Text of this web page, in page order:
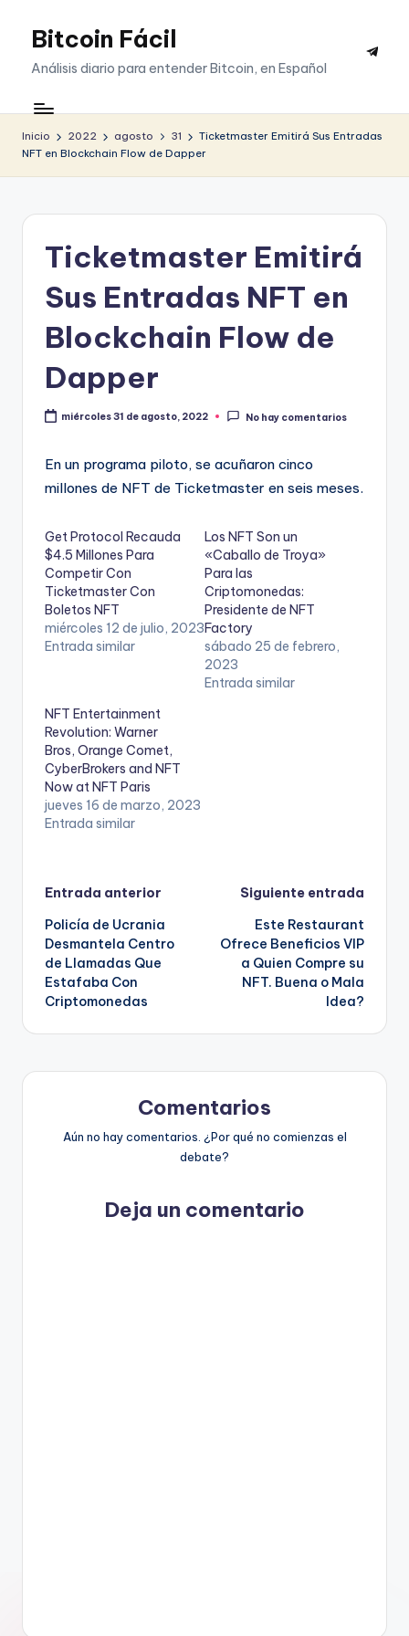
SaltarBitcoin Fácil
Análisis diario para entender Bitcoin, en Español
Inicio 2022 agosto 31
Ticketmaster Emitirá Sus Entradas
NFT en Blockchain Flow de Dapper
Ticketmaster Emitirá
Sus Entradas NFT en
Blockchain Flow de
Dapper
miércoles 31 de agosto, 2022 No hay comentarios
En un programa piloto, se acuñaron cinco
millones de NFT de Ticketmaster en seis meses.
Get Protocol Recauda
$4.5 Millones Para
Competir Con
Ticketmaster Con
Boletos NFT
miércoles 12 de julio, 2023
Entrada similar
Los NFT Son un
«Caballo de Troya»
Para las
Criptomonedas:
Presidente de NFT
Factory
sábado 25 de febrero,
2023
Entrada similar
NFT Entertainment
Revolution: Warner
Bros, Orange Comet,
CyberBrokers and NFT
Now at NFT Paris
jueves 16 de marzo, 2023
Entrada similar
Navegación
de
entradas
Entrada anterior
Policía de Ucrania
Desmantela Centro
de Llamadas Que
Estafaba Con
Criptomonedas
Siguiente entrada
Este Restaurant
Ofrece Beneficios VIP
a Quien Compre su
NFT. Buena o Mala
Idea?
Comentarios
Aún no hay comentarios. ¿Por qué no comienzas el
debate?
Deja un comentario